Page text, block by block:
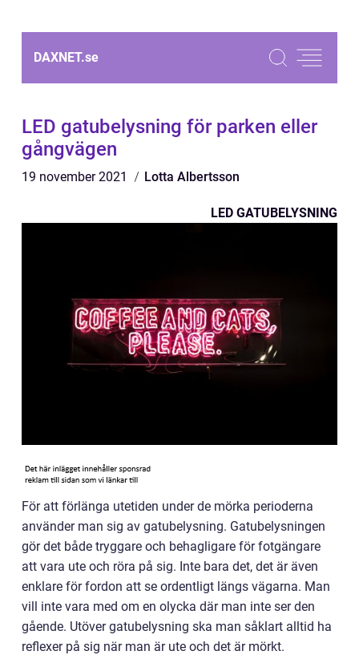
DAXNET.se
LED gatubelysning för parken eller
gångvägen
19 november 2021 Lotta Albertsson
LED GATUBELYSNING
För att förlänga utetiden under de mörka perioderna
använder man sig av gatubelysning. Gatubelysningen
gör det både tryggare och behagligare för fotgängare
att vara ute och röra på sig. Inte bara det, det är även
enklare för fordon att se ordentligt längs vägarna. Man
vill inte vara med om en olycka där man inte ser den
gående. Utöver gatubelysning ska man såklart alltid ha
reflexer på sig när man är ute och det är mörkt.